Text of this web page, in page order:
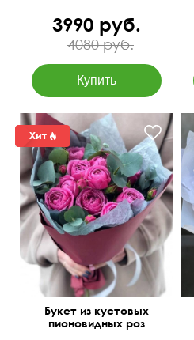
3990 руб.
4080 руб.
Букет из кустовых
пионовидных роз